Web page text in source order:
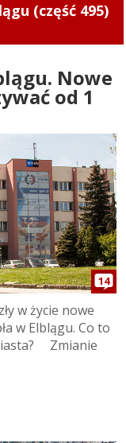
z Elbląga za
Nowe
od 1
14
w życie nowe
w Elblągu. Co to
Zmianie